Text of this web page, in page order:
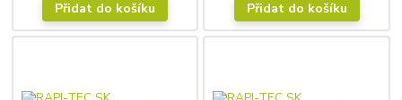
Přidat do košíku Přidat do košíku